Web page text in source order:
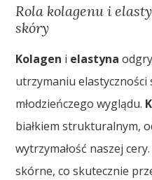
Rola kolagenu i
skóry
Kolagen i elastyna
utrzymaniu elastyczności
młodzieńczego wyglądu.
białkiem strukturalnym,
wytrzymałość naszej
skórne, co skutecznie